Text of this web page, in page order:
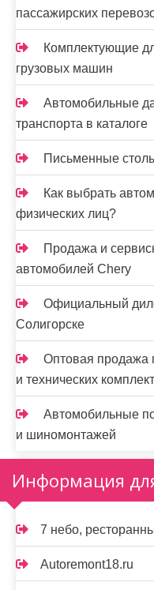
пассажирских
Комплектующие
грузовых машин
Автомобильные
транспорта в каталоге
Письменные
Как выбрать
физических лиц?
Продажа и
автомобилей Chery
Официальный
Солигорске
Оптовая
и технических
Автомобильные
и шиномонтажей
Информация
7 небо,
Autoremont18.ru